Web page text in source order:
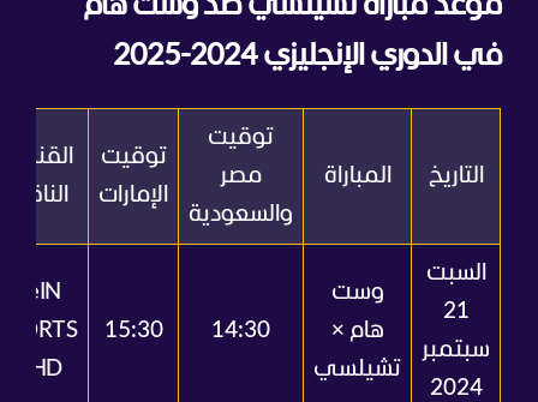
موعد مباراة تشيلسي ضد وست هام
في الدوري الإنجليزي 2024-2025
التاريخ المباراة
توقيت
مصر
والسعودية
توقيت
الإمارات
القنوات
الناقلة
السبت
21
سبتمبر
2024
وست
هام ×
تشيلسي
14:30
15:30
BeIN
1 HD